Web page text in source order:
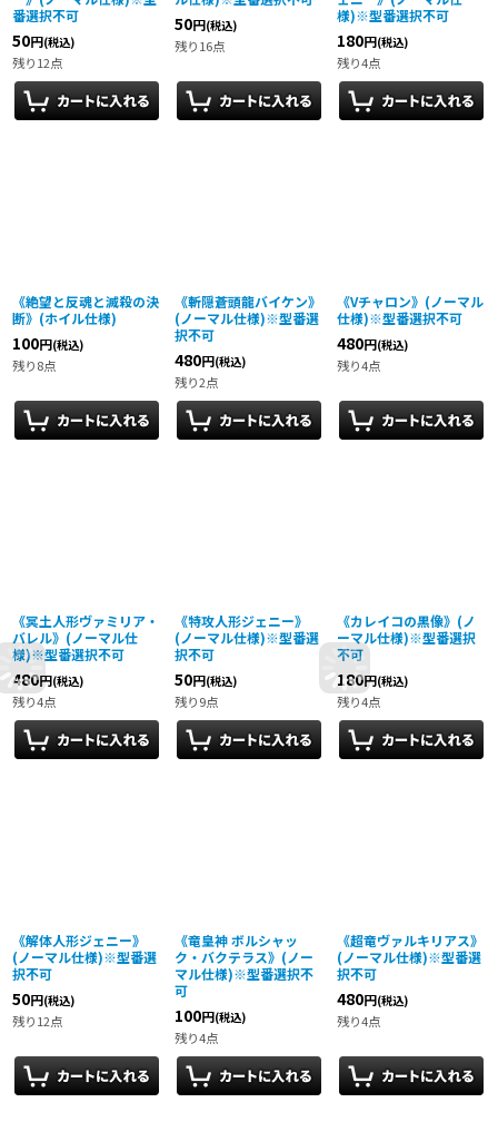
番選択不可
50円(税込)
残り12点
50円(税込)
残り16点
様)※型番選択不可
180円(税込)
残り4点
《絶望と反魂と滅殺の決
断》(ホイル仕様)
100円(税込)
残り8点
《斬隠蒼頭龍バイケン》
(ノーマル仕様)※型番選
択不可
480円(税込)
残り2点
《Vチャロン》(ノーマル
仕様)※型番選択不可
480円(税込)
残り4点
《冥土人形ヴァミリア・
バレル》(ノーマル仕
様)※型番選択不可
480円(税込)
残り4点
《特攻人形ジェニー》
(ノーマル仕様)※型番選
択不可
50円(税込)
残り9点
《カレイコの黒像》(ノ
ーマル仕様)※型番選択
不可
180円(税込)
残り4点
《解体人形ジェニー》
(ノーマル仕様)※型番選
択不可
50円(税込)
残り12点
《竜皇神 ボルシャッ
ク・バクテラス》(ノー
マル仕様)※型番選択不
可
100円(税込)
残り4点
《超竜ヴァルキリアス》
(ノーマル仕様)※型番選
択不可
480円(税込)
残り4点